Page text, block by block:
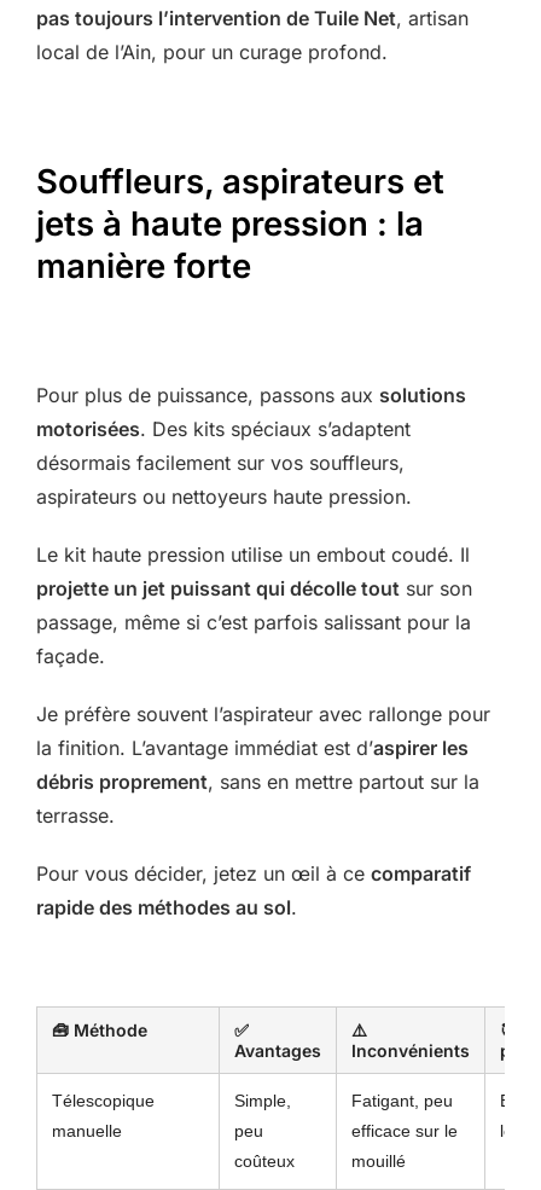
pas toujours l’intervention de Tuile Net, artisan
local de l’Ain, pour un curage profond.
Souffleurs, aspirateurs et
jets à haute pression : la
manière forte
Pour plus de puissance, passons aux solutions
motorisées. Des kits spéciaux s’adaptent
désormais facilement sur vos souffleurs,
aspirateurs ou nettoyeurs haute pression.
Le kit haute pression utilise un embout coudé. Il
projette un jet puissant qui décolle tout sur son
passage, même si c’est parfois salissant pour la
façade.
Je préfère souvent l’aspirateur avec rallonge pour
la finition. L’avantage immédiat est d’aspirer les
débris proprement, sans en mettre partout sur la
terrasse.
Pour vous décider, jetez un œil à ce comparatif
rapide des méthodes au sol.
🧰 Méthode
✅
Avantages
⚠️
Inconvénients
🎯
Télescopique
manuelle
Simple,
peu
coûteux
Fatigant, peu
efficace sur le
mouillé
léger